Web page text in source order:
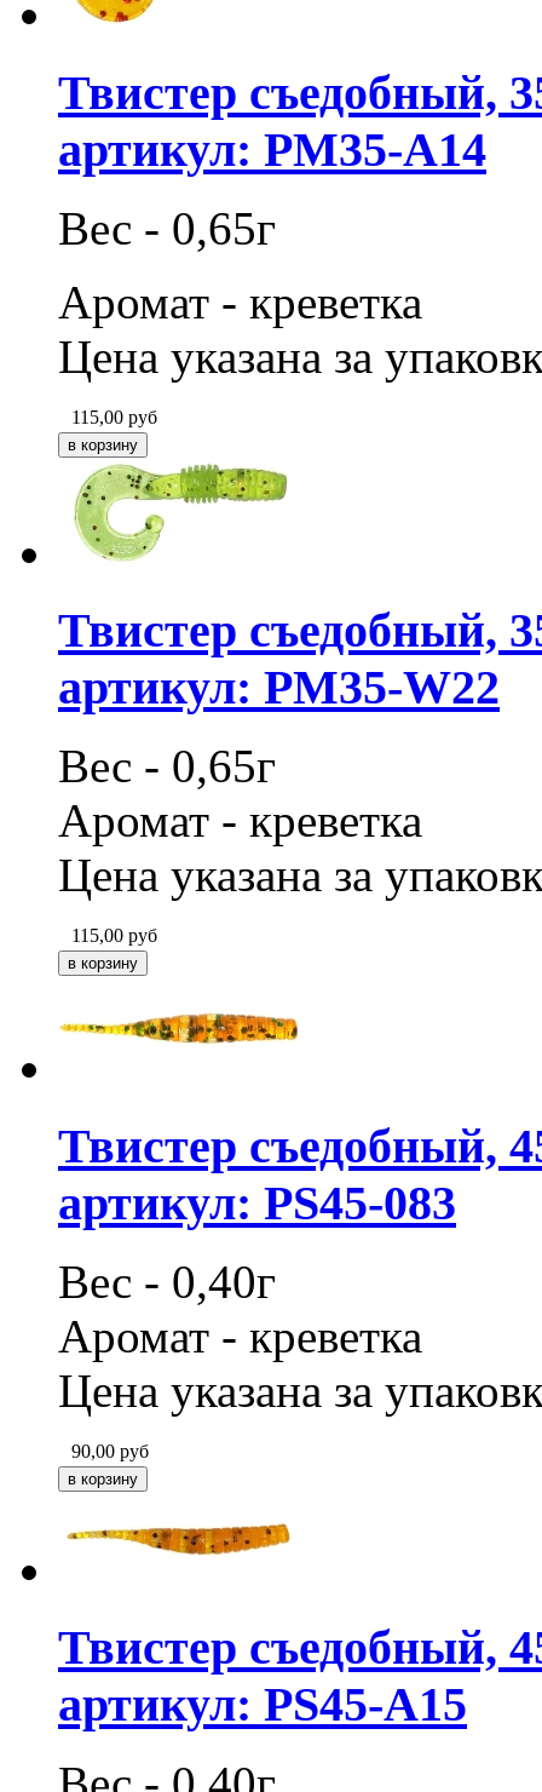
Твистер съедобный,
артикул: PM35-A14
Вес - 0,65г
Аромат - креветка
Цена указана за
115,00 руб
Твистер съедобный,
артикул: PM35-W22
Вес - 0,65г
Аромат - креветка
Цена указана за
115,00 руб
Твистер съедобный,
артикул: PS45-083
Вес - 0,40г
Аромат - креветка
Цена указана за
90,00 руб
Твистер съедобный,
артикул: PS45-А15